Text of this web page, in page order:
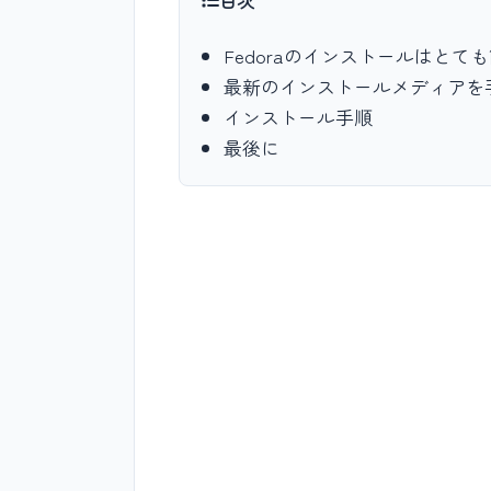
Fedoraのインストールはとて
最新のインストールメディアを
インストール手順
最後に